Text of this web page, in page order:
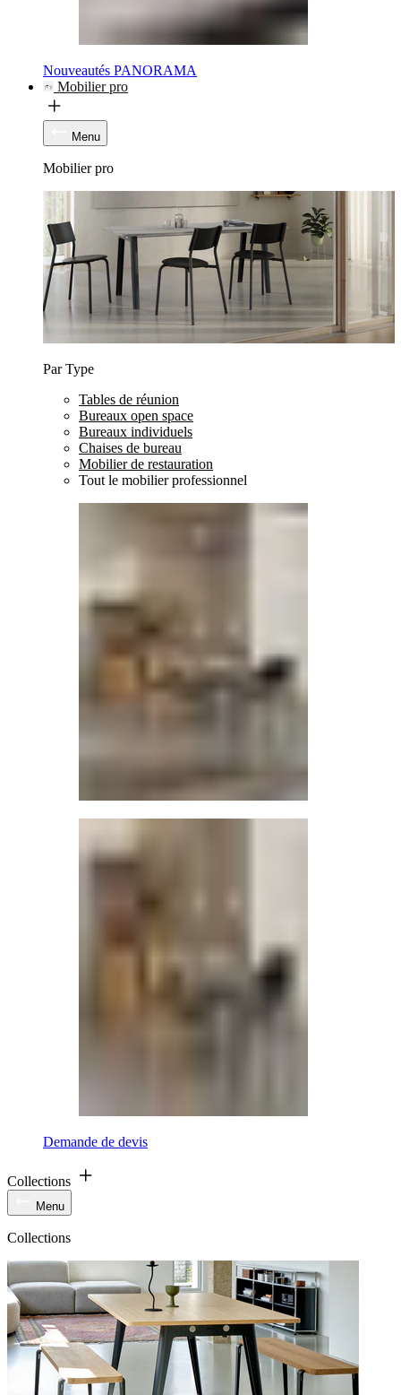
Nouveautés PANORAMA
Mobilier pro
Menu
Mobilier pro
Par Type
Tables de réunion
Bureaux open space
Bureaux individuels
Chaises de bureau
Mobilier de restauration
Tout le mobilier professionnel
Demande de devis
Collections
Menu
Collections